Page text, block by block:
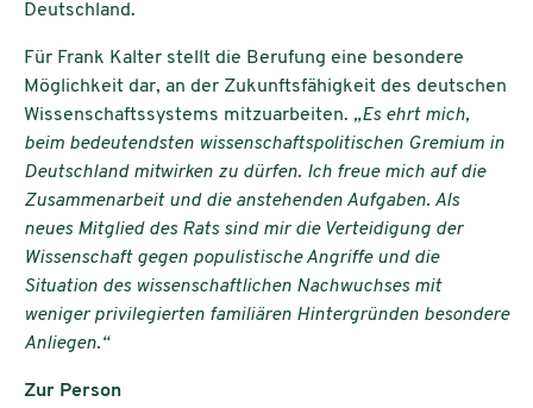
Deutschland.
Für Frank Kalter stellt die Berufung eine besondere
Möglichkeit dar, an der Zukunftsfähigkeit des deutschen
Wissenschaftssystems mitzuarbeiten. „Es ehrt mich,
beim bedeutendsten wissenschaftspolitischen Gremium in
Deutschland mitwirken zu dürfen. Ich freue mich auf die
Zusammenarbeit und die anstehenden Aufgaben. Als
neues Mitglied des Rats sind mir die Verteidigung der
Wissenschaft gegen populistische Angriffe und die
Situation des wissenschaftlichen Nachwuchses mit
weniger privilegierten familiären Hintergründen besondere
Anliegen.“
Zur Person